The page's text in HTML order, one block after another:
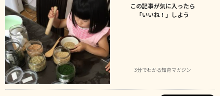
この記事が気に入ったら
「いいね！」しよう
3分でわかる知育マガジン